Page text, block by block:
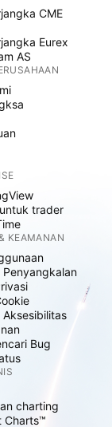
CME
Eurex
AS
trader
KEAMANAN
Penyangkalan
Bug
charting
Charts™